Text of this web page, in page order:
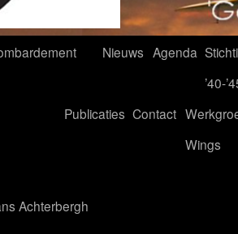
Nieuws Agenda
’40-
Publicaties Contact
Wings
Achterbergh